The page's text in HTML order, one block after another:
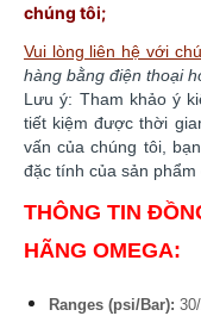
chúng tôi;
Vui lòng liên hệ với
hàng bằng điện thoại
Lưu ý: Tham khảo ý
tiết kiệm được thời
vấn của chúng tôi,
đặc tính của sản phẩm
THÔNG TIN
HÃNG OMEGA:
Ranges (psi/Bar):